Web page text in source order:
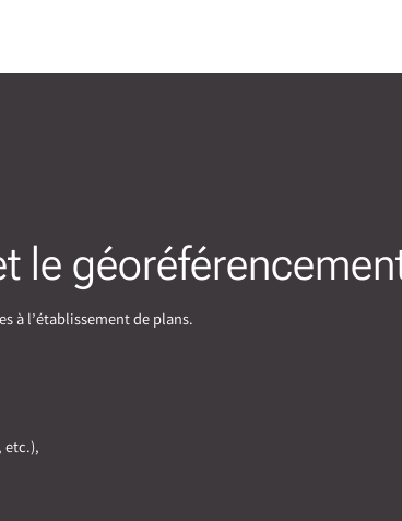
le
à l’établissement de plans.
etc.),